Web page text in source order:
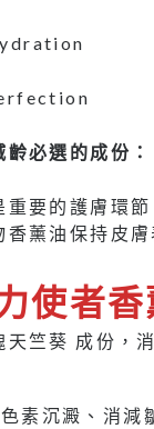
必選的成份：
重要的護膚環
薰油保持皮
使者
天竺葵 成份，
素沉澱、消減